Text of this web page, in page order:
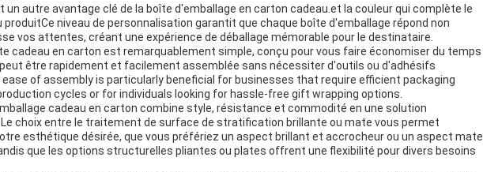
un autre avantage clé de la boîte d'emballage en carton cadeau.et la couleur qui complète le
produitCe niveau de personnalisation garantit que chaque boîte d'emballage répond non
vos attentes, créant une expérience de déballage mémorable pour le destinataire.
cadeau en carton est remarquablement simple, conçu pour vous faire économiser du temps
être rapidement et facilement assemblée sans nécessiter d'outils ou d'adhésifs
of assembly is particularly beneficial for businesses that require efficient packaging
cycles or for individuals looking for hassle-free gift wrapping options.
cadeau en carton combine style, résistance et commodité en une solution
choix entre le traitement de surface de stratification brillante ou mate vous permet
esthétique désirée, que vous préfériez un aspect brillant et accrocheur ou un aspect mate
que les options structurelles pliantes ou plates offrent une flexibilité pour divers besoins